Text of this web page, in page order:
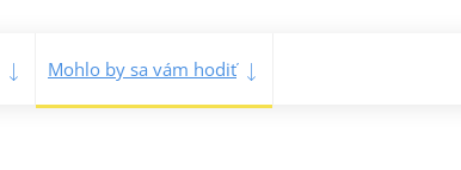
Mohlo by sa vám hodiť